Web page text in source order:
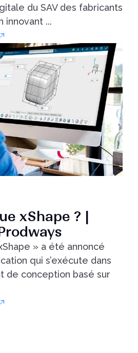
du SAV des fabricants
innovant ...
xShape ? |
» a été annoncé
qui s’exécute dans
de conception basé sur